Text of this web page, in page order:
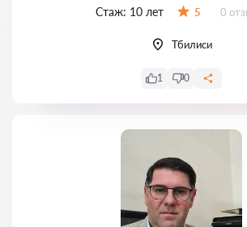
Стаж: 10 лет 5 0
Тбилиси
1 0